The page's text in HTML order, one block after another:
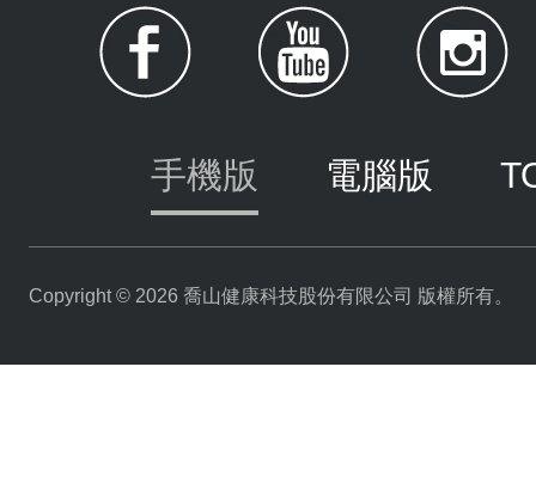
手機版 電腦版
Copyright © 2026 喬山健康科技股份有限公司 版權所有。